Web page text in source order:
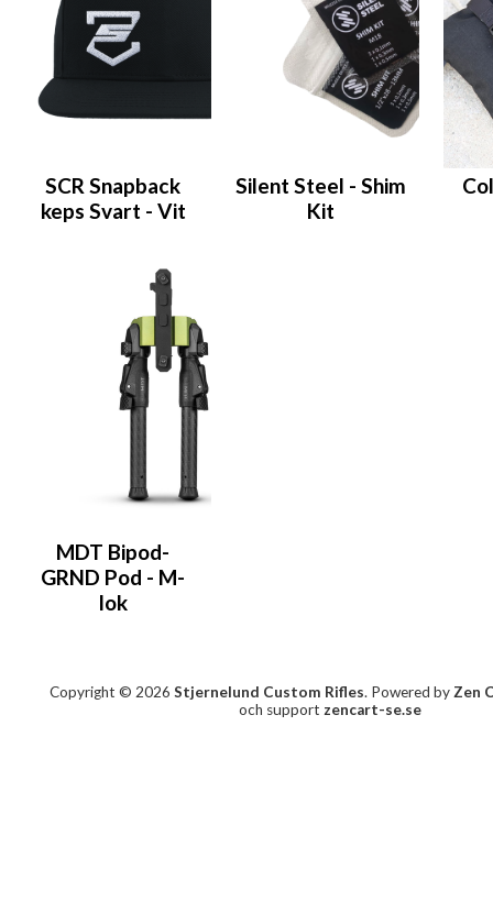
SCR Snapback
keps Svart - Vit
Silent Steel - Shim
Kit
MDT Bipod-
GRND Pod - M-
lok
Copyright © 2026 Stjernelund Custom Rifles. Powered byZen
och support zencart-se.se